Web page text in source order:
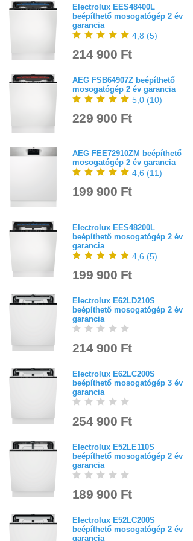
Electrolux EES48400L
beépíthető mosogatógép 2 év
garancia
4,8 (5)
214 900 Ft
AEG FSB64907Z beépíthető
mosogatógép 2 év garancia
5,0 (10)
229 900 Ft
AEG FEE72910ZM beépíthető
mosogatógép 2 év garancia
4,6 (11)
199 900 Ft
Electrolux EES48200L
beépíthető mosogatógép 2 év
garancia
4,6 (5)
199 900 Ft
Electrolux E62LD210S
beépíthető mosogatógép 2 év
garancia
214 900 Ft
Electrolux E62LC200S
beépíthető mosogatógép 3 év
garancia
254 900 Ft
Electrolux E52LE110S
beépíthető mosogatógép 2 év
garancia
189 900 Ft
Electrolux E52LC200S
beépíthető mosogatógép 2 év
garancia